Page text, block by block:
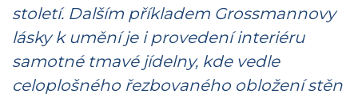
století. Dalším příkladem Grossmannovy
lásky k umění je i provedení interiéru
samotné tmavé jídelny, kde vedle
celoplošného řezbovaného obložení stěn